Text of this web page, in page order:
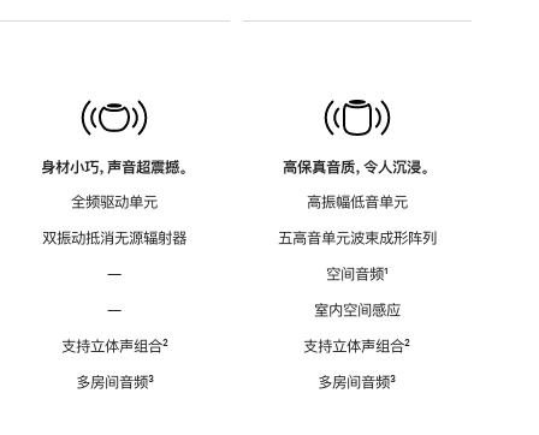
身材小巧，声音超震撼。
全频驱动单元
双振动抵消无源辐射器
—
—
支持立体声组合脚
²
多房间音频脚
³
高保真音质，令人沉浸。
高振幅低音单元
五高音单元波束成形阵列
空间音频脚
¹
室内空间感应
支持立体声组合脚
²
多房间音频脚
³